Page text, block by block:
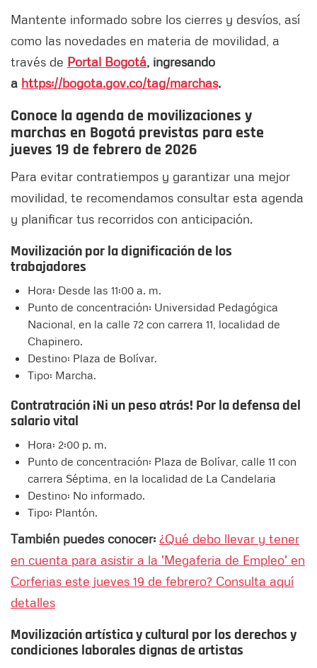
Mantente informado sobre los cierres y desvíos, así
como las novedades en materia de movilidad, a
través de Portal Bogotá, ingresando
a https://bogota.gov.co/tag/marchas.
Conoce la agenda de movilizaciones y
marchas en Bogotá previstas para este
jueves 19 de febrero de 2026
Para evitar contratiempos y garantizar una mejor
movilidad, te recomendamos consultar esta agenda
y planificar tus recorridos con anticipación.
Movilización por la dignificación de los
trabajadores
Hora: Desde las 11:00 a. m.
Punto de concentración: Universidad Pedagógica
Nacional, en la calle 72 con carrera 11, localidad de
Chapinero.
Destino: Plaza de Bolívar.
Tipo: Marcha.
Contratración ¡Ni un peso atrás! Por la defensa del
salario vital
Hora: 2:00 p. m.
Punto de concentración: Plaza de Bolívar, calle 11 con
carrera Séptima, en la localidad de La Candelaria
Destino: No informado.
Tipo: Plantón.
También puedes conocer: ¿Qué debo llevar y tener
en cuenta para asistir a la 'Megaferia de Empleo' en
Corferias este jueves 19 de febrero? Consulta aquí
detalles
Movilización artística y cultural por los derechos y
condiciones laborales dignas de artistas